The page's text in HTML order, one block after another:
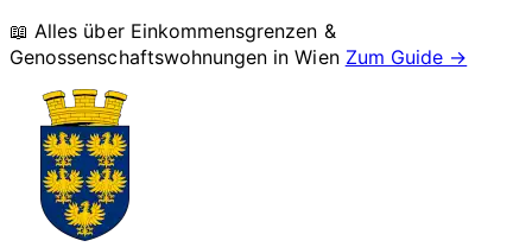
📖 Alles über Einkommensgrenzen &
Genossenschaftswohnungen inWien Zum Guide →